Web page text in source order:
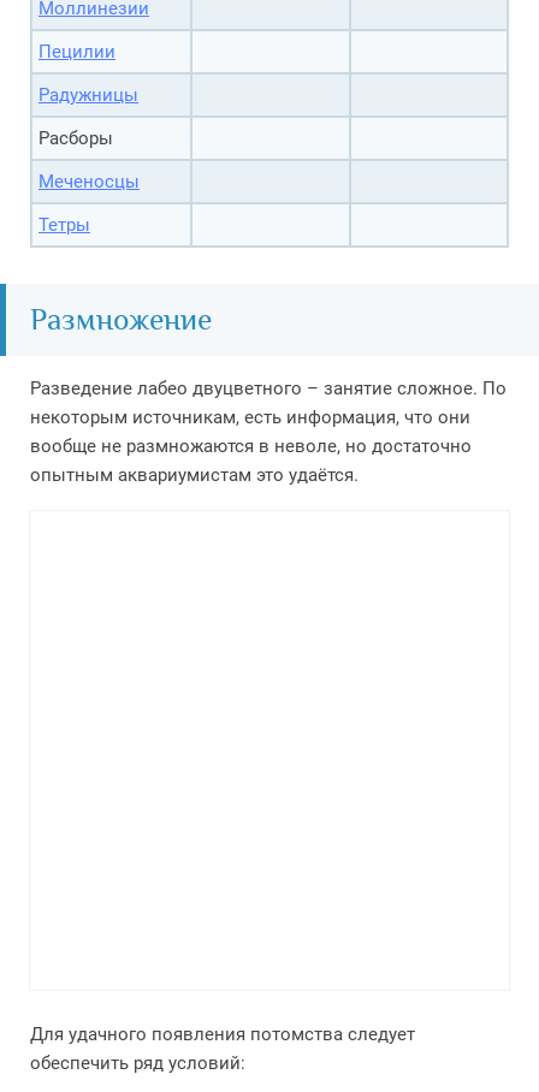
Моллинезии
Пецилии
Радужницы
Расборы
Меченосцы
Тетры
Размножение
Разведение лабео двуцветного – занятие сложное. По
некоторым источникам, есть информация, что они
вообще не размножаются в неволе, но достаточно
опытным аквариумистам это удаётся.
Для удачного появления потомства следует
обеспечить ряд условий: